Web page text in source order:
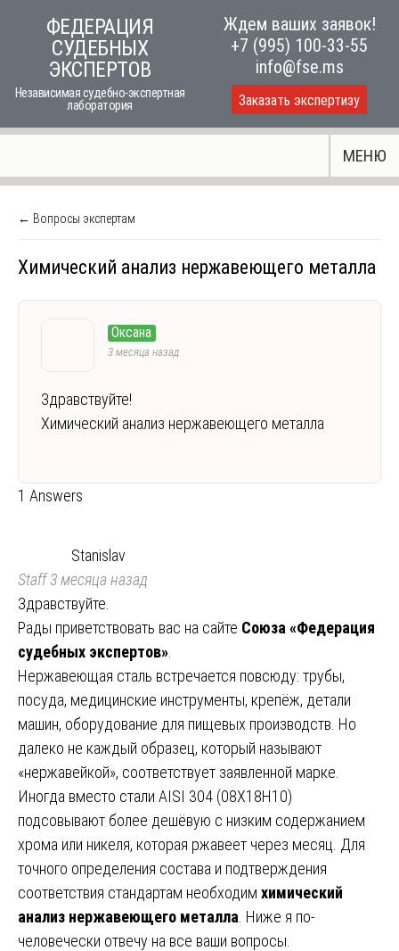
ФЕДЕРАЦИЯ
СУДЕБНЫХ
ЭКСПЕРТОВ
Независимая судебно-экспертная
лаборатория
Ждем ваших заявок!
+7 (995) 100-33-55
info@fse.ms
Заказать экспертизу
МЕНЮ
← Вопросы экспертам
Химический анализ нержавеющего металла
Оксана
3 месяца назад
Здравствуйте!
Химический анализ нержавеющего металла
1 Answers
Stanislav
Staff3 месяца назад
Здравствуйте.
Рады приветствовать вас на сайте Союза «Федерация
судебных экспертов»
Нержавеющая сталь встречается повсюду: трубы,
посуда, медицинские инструменты, крепёж, детали
машин, оборудование для пищевых производств. Но
далеко не каждый образец, который называют
«нержавейкой», соответствует заявленной марке.
Иногда вместо стали AISI 304 (08Х18Н10)
подсовывают более дешёвую с низким содержанием
хрома или никеля, которая ржавеет через месяц. Для
точного определения состава и подтверждения
соответствия стандартам необходим химический
анализ нержавеющего металла . Ниже я по-
человечески отвечу на все ваши вопросы.